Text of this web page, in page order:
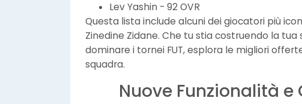
Lev Yashin - 92 OVR
Questa lista include alcuni dei giocatori più
Zinedine Zidane. Che tu stia costruendo la
dominare i tornei FUT, esplora le migliori
squadra.
Nuove Funzionalità e